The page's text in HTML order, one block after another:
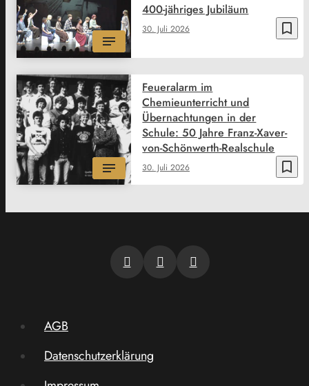
bookmark_border
30. Juli 2026
400-jähriges Jubiläum
bookmark_border
30. Juli 2026
Feueralarm im
Chemieunterricht und
Übernachtungen in der
Schule: 50 Jahre Franz-Xaver-
von-Schönwerth-Realschule
AGB
Datenschutzerklärung